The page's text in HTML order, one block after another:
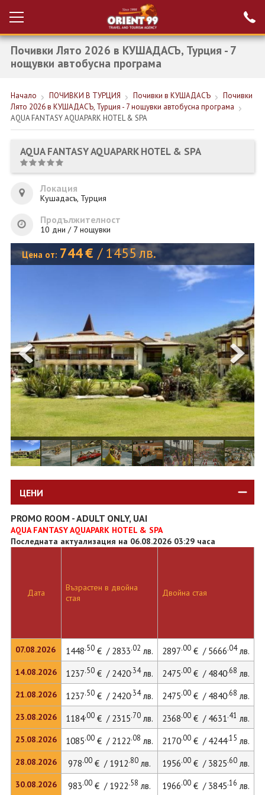
Вход за агенти
Проверка на
резервация
НОВА ГОДИНА ТУРЦИЯ
НОВА ГОДИНА
ПОЧИВКИ
ЕКЗОТИКА
ЕКСКУРЗИИ
ОЩЕ
КОНТАКТИ
0700 144 34 Запитване
ПОСЛЕДВАЙТЕ НИ
Почивки Лято 2026 в КУШАДАСЪ, Турция - 7
нощувки автобусна програма
Начало ПОЧИВКИ В ТУРЦИЯ Почивки в КУШАДАСЪ
Почивки
Лято 2026 в КУШАДАСЪ, Турция - 7 нощувки автобусна програма
AQUA FANTASY AQUAPARK HOTEL & SPA
AQUA FANTASY AQUAPARK HOTEL & SPA
Локация
Кушадасъ, Турция
Продължителност
10 дни / 7 нощувки
Цена от: 744€ / 1455лв.
ЦЕНИ
PROMO ROOM - ADULT ONLY, UAI
AQUA FANTASY AQUAPARK HOTEL & SPA
Последната актуализация на 06.08.2026 03:29 часа
Дата
07.08.2026
14.08.2026
21.08.2026
23.08.2026
25.08.2026
28.08.2026
30.08.2026
Възрастен в двойна
стая
Двойна стая
1448.50€ / 2833.02 лв. 2897.00€ / 5666.04лв.
1237.50€ / 2420.34лв. 2475.00€ / 4840.68 лв.
1237.50€ / 2420.34лв. 2475.00€ / 4840.68 лв.
1184.00€ / 2315.70лв. 2368.00€ / 4631.41 лв.
1085.00€ / 2122.08 лв. 2170.00€ / 4244.15 лв.
978.00€ / 1912.80лв. 1956.00€ / 3825.60лв.
983.00€ / 1922.58 лв. 1966.00€ / 3845.16 лв.